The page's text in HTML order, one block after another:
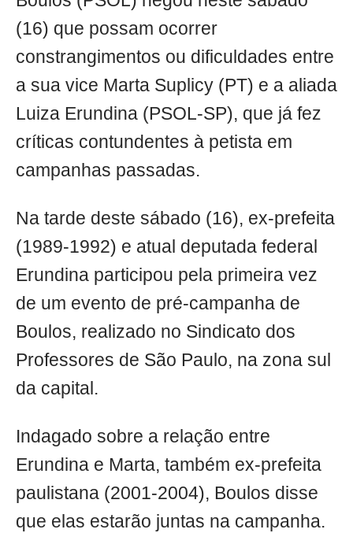
(16) que possam ocorrer
constrangimentos ou dificuldades entre
a sua vice Marta Suplicy (PT) e a aliada
Luiza Erundina (PSOL-SP), que já fez
críticas contundentes à petista em
campanhas passadas.
Na tarde deste sábado (16), ex-prefeita
(1989-1992) e atual deputada federal
Erundina participou pela primeira vez
de um evento de pré-campanha de
Boulos, realizado no Sindicato dos
Professores de São Paulo, na zona sul
da capital.
Indagado sobre a relação entre
Erundina e Marta, também ex-prefeita
paulistana (2001-2004), Boulos disse
que elas estarão juntas na campanha.